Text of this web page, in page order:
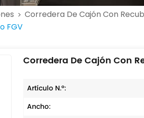
> Corredera De Cajón Con
FGV
Corredera De Cajón Con
Artículo N.º:
Ancho: